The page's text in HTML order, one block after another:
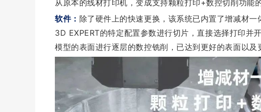
从原本的线材打印机，变成支持颗粒打印+数控切削功能
软件： 除了硬件上的快速更换，该系统已内置了增减材
3D EXPERT的特定配置参数进行切片，直接选择打印并
模型的表面进行逐层的数控铣削，已达到更好的表面以及